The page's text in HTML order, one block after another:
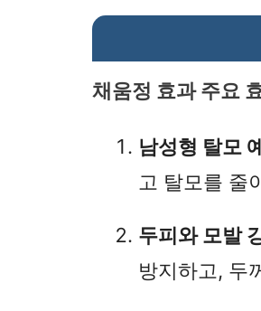
채움정 효과 주요
남성형 탈모
고 탈모를 줄
두피와 모발
방지하고, 두